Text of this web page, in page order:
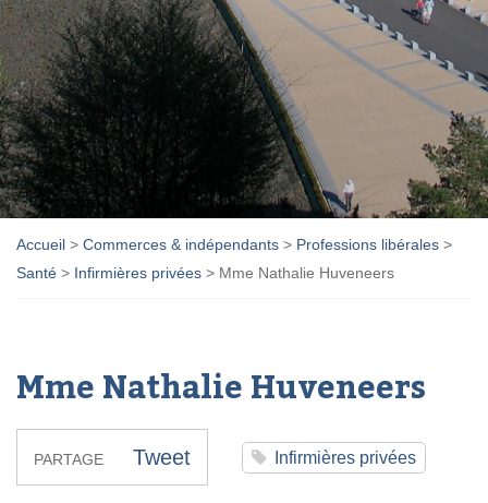
Accueil > Commerces & indépendants > Professions libérales >
Santé > Infirmières privées > Mme Nathalie Huveneers
Mme Nathalie Huveneers
PARTAGE Tweet Infirmières privées